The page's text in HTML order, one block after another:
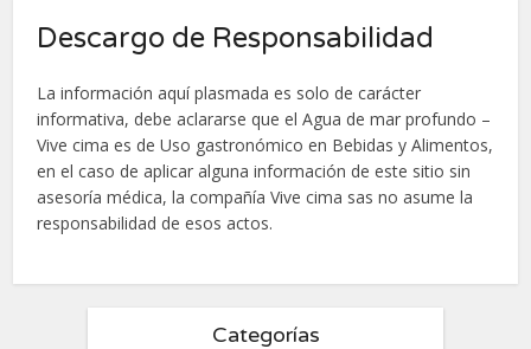
Descargo de Responsabilidad
La información aquí plasmada es solo de carácter
informativa, debe aclararse que el Agua de mar profundo –
Vive cima es de Uso gastronómico en Bebidas y Alimentos,
en el caso de aplicar alguna información de este sitio sin
asesoría médica, la compañía Vive cima sas no asume la
responsabilidad de esos actos.
Categorías